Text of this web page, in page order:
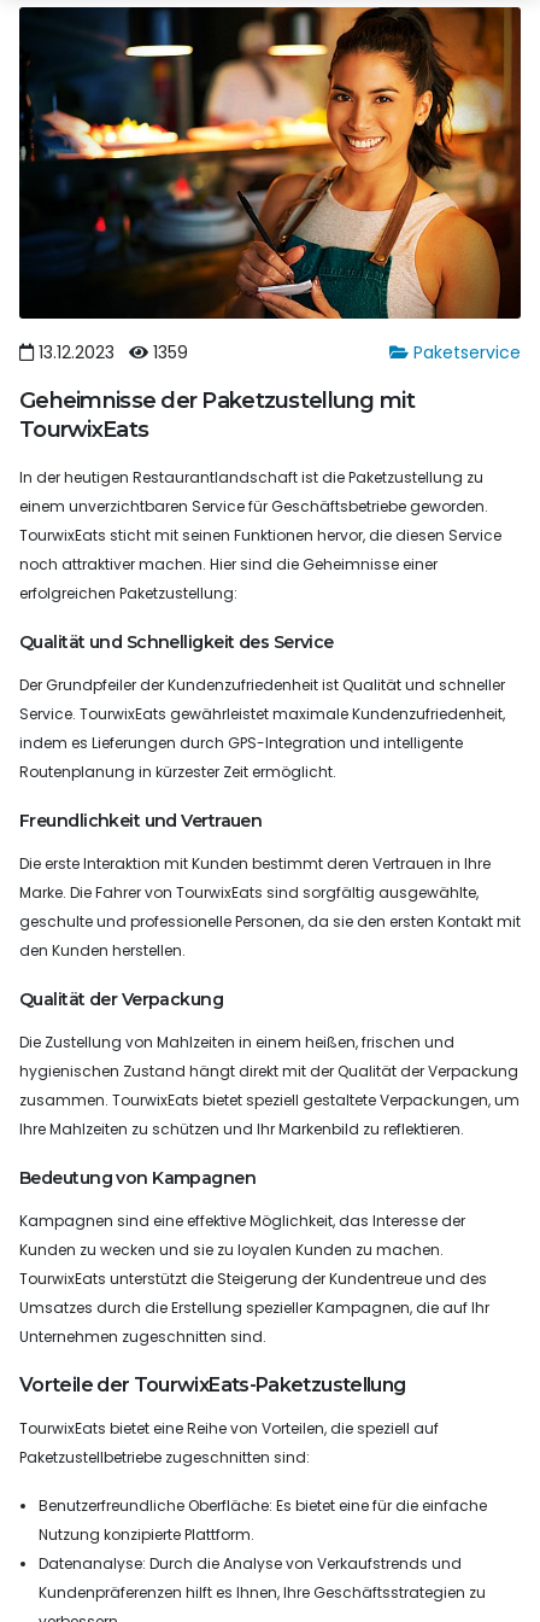
Paketservice
13.12.2023 1359
Geheimnisse der Paketzustellung mit
TourwixEats
In der heutigen Restaurantlandschaft ist die Paketzustellung zu
einem unverzichtbaren Service für Geschäftsbetriebe geworden.
TourwixEats sticht mit seinen Funktionen hervor, die diesen Service
noch attraktiver machen. Hier sind die Geheimnisse einer
erfolgreichen Paketzustellung:
Qualität und Schnelligkeit des Service
Der Grundpfeiler der Kundenzufriedenheit ist Qualität und schneller
Service. TourwixEats gewährleistet maximale Kundenzufriedenheit,
indem es Lieferungen durch GPS-Integration und intelligente
Routenplanung in kürzester Zeit ermöglicht.
Freundlichkeit und Vertrauen
Die erste Interaktion mit Kunden bestimmt deren Vertrauen in Ihre
Marke. Die Fahrer von TourwixEats sind sorgfältig ausgewählte,
geschulte und professionelle Personen, da sie den ersten Kontakt mit
den Kunden herstellen.
Qualität der Verpackung
Die Zustellung von Mahlzeiten in einem heißen, frischen und
hygienischen Zustand hängt direkt mit der Qualität der Verpackung
zusammen. TourwixEats bietet speziell gestaltete Verpackungen, um
Ihre Mahlzeiten zu schützen und Ihr Markenbild zu reflektieren.
Bedeutung von Kampagnen
Kampagnen sind eine effektive Möglichkeit, das Interesse der
Kunden zu wecken und sie zu loyalen Kunden zu machen.
TourwixEats unterstützt die Steigerung der Kundentreue und des
Umsatzes durch die Erstellung spezieller Kampagnen, die auf Ihr
Unternehmen zugeschnitten sind.
Vorteile der TourwixEats-Paketzustellung
TourwixEats bietet eine Reihe von Vorteilen, die speziell auf
Paketzustellbetriebe zugeschnitten sind:
Benutzerfreundliche Oberfläche: Es bietet eine für die einfache
Nutzung konzipierte Plattform.
Datenanalyse: Durch die Analyse von Verkaufstrends und
Kundenpräferenzen hilft es Ihnen, Ihre Geschäftsstrategien zu